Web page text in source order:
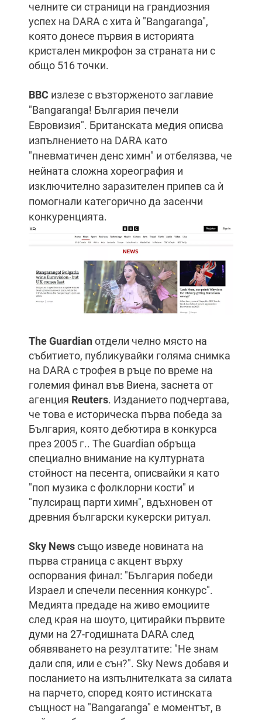
челните си страници на грандиозния
успех на DARA с хита ѝ "Bangaranga",
която донесе първия в историята
кристален микрофон за страната ни с
общо 516 точки.
BBC излезе с възторженото заглавие
"Bangaranga! България печели
Евровизия". Британската медия описва
изпълнението на DARA като
"пневматичен денс химн" и отбелязва, че
нейната сложна хореография и
изключително заразителен припев са ѝ
помогнали категорично да засенчи
конкуренцията.
The Guardianотдели челно място на
събитието, публикувайки голяма снимка
на DARA с трофея в ръце по време на
големия финал във Виена, заснета от
агенция Reuters. Изданието подчертава,
че това е историческа първа победа за
България, която дебютира в конкурса
през 2005 г.. The Guardian обръща
специално внимание на културната
стойност на песента, описвайки я като
"поп музика с фолклорни кости" и
"пулсиращ парти химн", вдъхновен от
древния български кукерски ритуал.
Sky Newsсъщо изведе новината на
първа страница с акцент върху
оспорвания финал: "България победи
Израел и спечели песенния конкурс".
Медията предаде на живо емоциите
след края на шоуто, цитирайки първите
думи на 27-годишната DARA след
обявяването на резултатите: "Не знам
дали спя, или е сън?". Sky News добавя и
посланието на изпълнителката за силата
на парчето, според която истинската
същност на "Bangaranga" е моментът, в